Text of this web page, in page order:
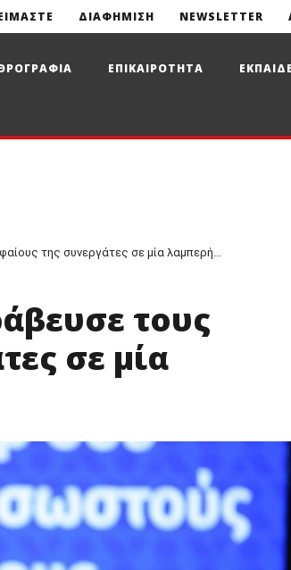
ΔΙΑΦΗΜΙΣΗ NEWSLETTER
ΕΠΙΚΑΙΡΟΤΗΤΑ
της συνεργάτες σε μία λαμπερή...
τους
σε μία